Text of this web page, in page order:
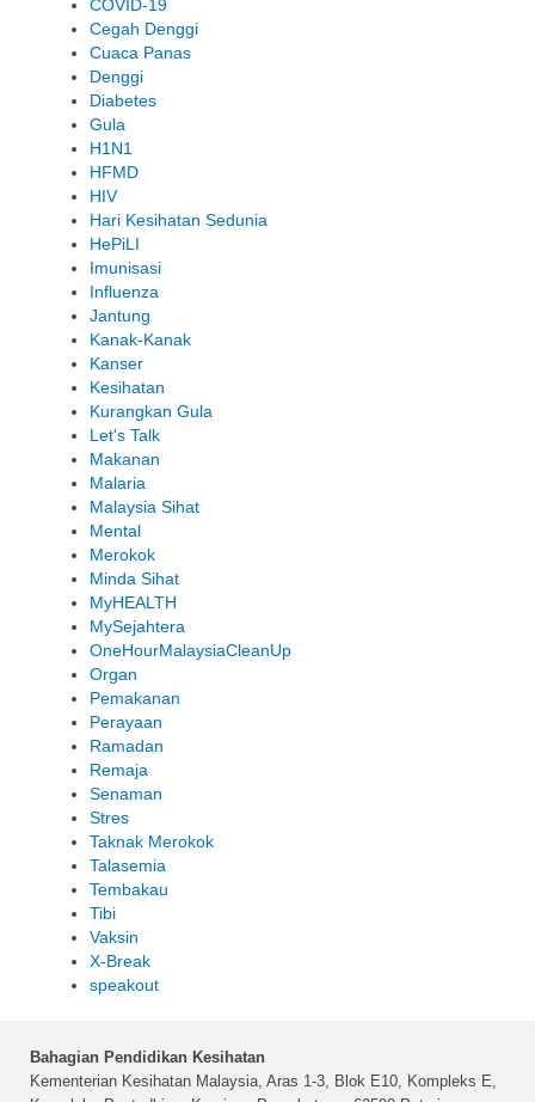
COVID-19
Cegah Denggi
Cuaca Panas
Denggi
Diabetes
Gula
H1N1
HFMD
HIV
Hari Kesihatan Sedunia
HePiLI
Imunisasi
Influenza
Jantung
Kanak-Kanak
Kanser
Kesihatan
Kurangkan Gula
Let's Talk
Makanan
Malaria
Malaysia Sihat
Mental
Merokok
Minda Sihat
MyHEALTH
MySejahtera
OneHourMalaysiaCleanUp
Organ
Pemakanan
Perayaan
Ramadan
Remaja
Senaman
Stres
Taknak Merokok
Talasemia
Tembakau
Tibi
Vaksin
X-Break
speakout
Bahagian Pendidikan Kesihatan
Kementerian Kesihatan Malaysia, Aras 1-3, Blok E10, Kompleks E,